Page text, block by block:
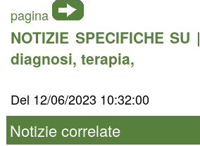
pagina
NOTIZIE SPECIFICHE SU |
diagnosi, terapia,
Del 12/06/2023 10:32:00
Notizie correlate